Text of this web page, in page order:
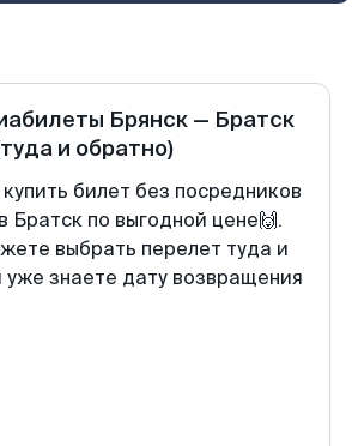
Брянск — Братск
и обратно)
билет без посредников
Братск по выгодной цене🙌.
выбрать перелет туда и
уже знаете дату возвращения